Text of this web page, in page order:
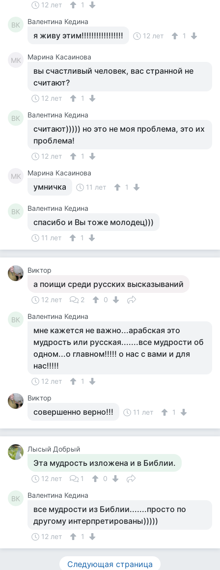
12 лет 1
ВК Валентина Кедина
я живу этим!!!!!!!!!!!!!!!!! 12 лет 1
МК Марина Касаинова
вы счастливый человек, вас странной не
считают?
12 лет 1
ВК Валентина Кедина
считают))))) но это не моя проблема, это их
проблема!
12 лет 1
МК Марина Касаинова
умничка 11 лет 1
ВК Валентина Кедина
спасибо и Вы тоже молодец)))
11 лет 1
Виктор
а поищи среди русских высказываний
12 лет 2 0
ВК Валентина Кедина
мне кажется не важно...арабская это
мудрость или русская.......все мудрости об
одном...о главном!!!!! о нас с вами и для
нас!!!!!
12 лет
1
Виктор
совершенно верно!!! 11 лет 1
Лысый Добрый
Эта мудрость изложена и в Библии.
12 лет 1 0
ВК Валентина Кедина
все мудрости из Библии.......просто по
другому интерпретированы)))))
12 лет 1
Следующая страница